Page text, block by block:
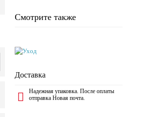
Смотрите также
Доставка
Надежная упаковка. После оплаты
отправка Новая почта.